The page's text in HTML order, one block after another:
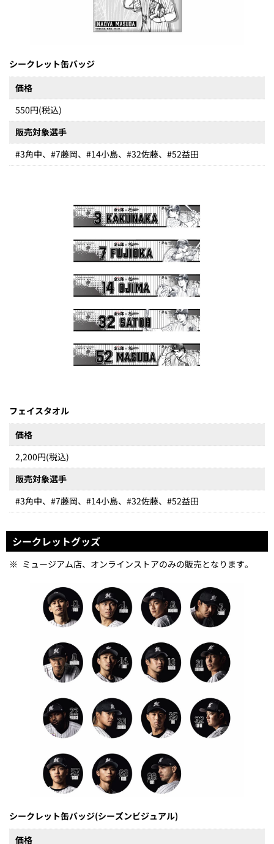
シークレット缶バッジ
価格
550円(税込)
販売対象選手
#3角中、#7藤岡、#14小島、#32佐藤、#52益田
フェイスタオル
価格
2,200円(税込)
販売対象選手
#3角中、#7藤岡、#14小島、#32佐藤、#52益田
シークレットグッズ
※ ミュージアム店、オンラインストアのみの販売となります。
シークレット缶バッジ(シーズンビジュアル)
価格